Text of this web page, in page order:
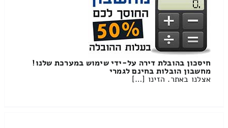
חיסכון בהובלת דירה על-ידי שימוש במערכת שלנו!
מחשבון הובלות בחינם לגמרי
אצלנו באתר. הזינו […]